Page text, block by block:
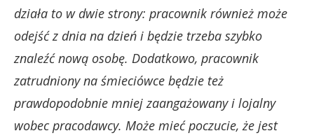
działa to w dwie strony: pracownik również może
odejść z dnia na dzień i będzie trzeba szybko
znaleźć nową osobę. Dodatkowo, pracownik
zatrudniony na śmieciówce będzie też
prawdopodobnie mniej zaangażowany i lojalny
wobec pracodawcy. Może mieć poczucie, że jest